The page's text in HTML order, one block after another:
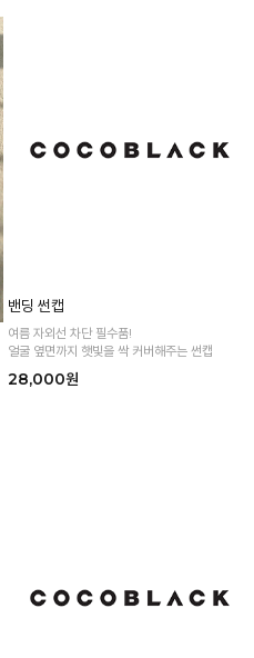
밴딩 썬캡
여름 자외선 차단 필수품!
얼굴 옆면까지 햇빛을 싹 커버해주는 썬캡